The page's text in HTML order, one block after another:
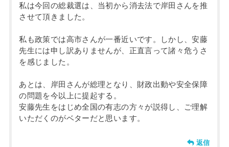
私は今回の総裁選は、当初から消去法で岸田さんを推
させて頂きました。
私も政策では高市さんが一番近いです。しかし、安藤
先生には申し訳ありませんが、正直言って諸々危うさ
を感じました。
あとは、岸田さんが総理となり、財政出動や安全保障
の問題を今以上に提起する。
安藤先生をはじめ全国の有志の方々が説得し、ご理解
いただくのがベターだと思います。
返信